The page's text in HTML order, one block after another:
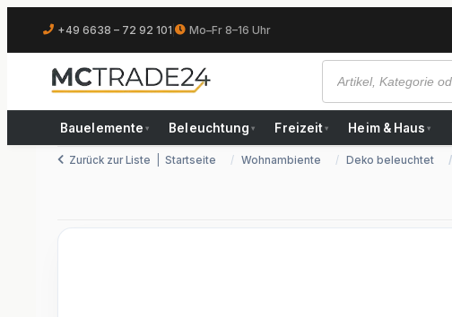
+49 6638 – 72 92 101 Mo–Fr 8–16 Uhr
Bauelemente ▾ Beleuchtung ▾ Freizeit ▾ Heim & Haus ▾
Zurück zur Liste Startseite Wohnambiente Deko beleuchtet